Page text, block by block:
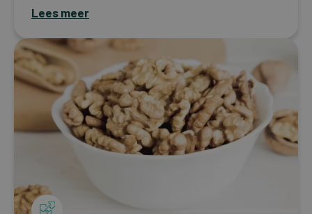
Lees meer